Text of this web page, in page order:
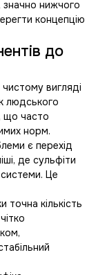
значно нижчого
концепцію
до
вигляді
людського
що часто
норм.
є перехід
де сульфіти
Це
точна кількість